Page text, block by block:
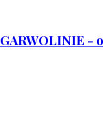
-